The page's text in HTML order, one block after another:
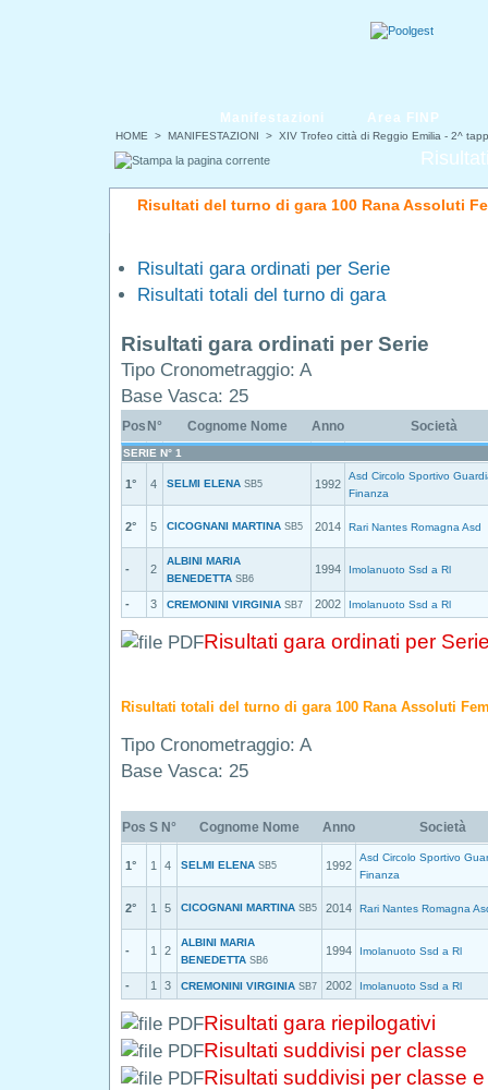
HOME > MANIFESTAZIONI > XIV Trofeo città di Reggio Emilia - 2^
Manifestazioni Area FINP
Risultati del turno di gara 100 Rana Assoluti
Risultati gara ordinati per Serie
Risultati totali del turno di gara
Risultati gara ordinati per Serie
Tipo Cronometraggio: A
Base Vasca: 25
Pos N° Cognome Nome Anno Società
SERIE N° 1
1° 4 SELMI ELENA SB5 1992
Asd Circolo Sportivo
Finanza
2° 5 CICOGNANI MARTINA SB5 2014 Rari Nantes Romagna Asd
- 2
ALBINI MARIA
BENEDETTA SB6
1994 Imolanuoto Ssd a Rl
- 3 CREMONINI VIRGINIA SB7 2002 Imolanuoto Ssd a Rl
Risultati gara ordinati per
Risultati totali del turno di gara 100 Rana Assoluti
Tipo Cronometraggio: A
Base Vasca: 25
Pos S N° Cognome Nome Anno Società
1° 1 4 SELMI ELENA SB5 1992
Asd Circolo Sportivo
Finanza
2° 1 5 CICOGNANI MARTINA SB5 2014 Rari Nantes Romagna
- 1 2
ALBINI MARIA
BENEDETTA SB6
1994 Imolanuoto Ssd a Rl
- 1 3 CREMONINI VIRGINIA SB7 2002 Imolanuoto Ssd a Rl
Risultati gara riepilogativi
Risultati suddivisi per classe
Risultati suddivisi per classe